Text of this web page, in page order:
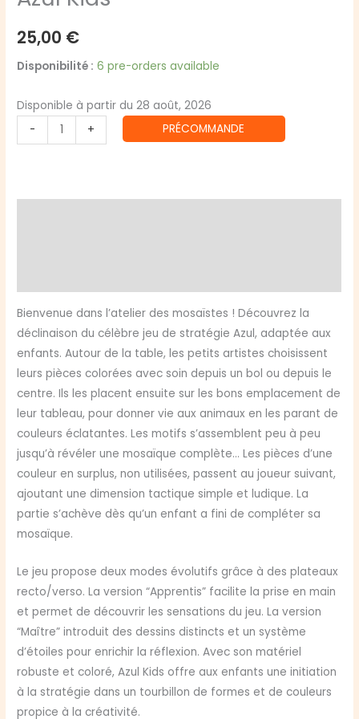
25,00 €
Disponibilité : 6 pre-orders available
Disponible à partir du 28 août, 2026
-
quantité
de
+ PRÉCOMMANDE
Bienvenue dans l’atelier des mosaïstes ! Découvrez la
déclinaison du célèbre jeu de stratégie Azul, adaptée aux
enfants. Autour de la table, les petits artistes choisissent
leurs pièces colorées avec soin depuis un bol ou depuis le
centre. Ils les placent ensuite sur les bons emplacement de
leur tableau, pour donner vie aux animaux en les parant de
couleurs éclatantes. Les motifs s’assemblent peu à peu
jusqu’à révéler une mosaïque complète… Les pièces d’une
couleur en surplus, non utilisées, passent au joueur suivant,
ajoutant une dimension tactique simple et ludique. La
partie s’achève dès qu’un enfant a fini de compléter sa
mosaïque.
Le jeu propose deux modes évolutifs grâce à des plateaux
recto/verso. La version “Apprentis” facilite la prise en main
et permet de découvrir les sensations du jeu. La version
“Maître” introduit des dessins distincts et un système
d’étoiles pour enrichir la réflexion. Avec son matériel
robuste et coloré, Azul Kids offre aux enfants une initiation
à la stratégie dans un tourbillon de formes et de couleurs
propice à la créativité.